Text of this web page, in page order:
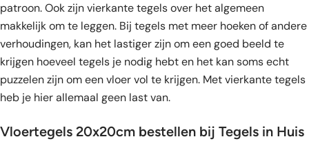
patroon. Ook zijn vierkante tegels over het algemeen
makkelijk om te leggen. Bij tegels met meer hoeken of andere
verhoudingen, kan het lastiger zijn om een goed beeld te
krijgen hoeveel tegels je nodig hebt en het kan soms echt
puzzelen zijn om een vloer vol te krijgen. Met vierkante tegels
heb je hier allemaal geen last van.
Vloertegels 20x20cm bestellen bij Tegels in Huis